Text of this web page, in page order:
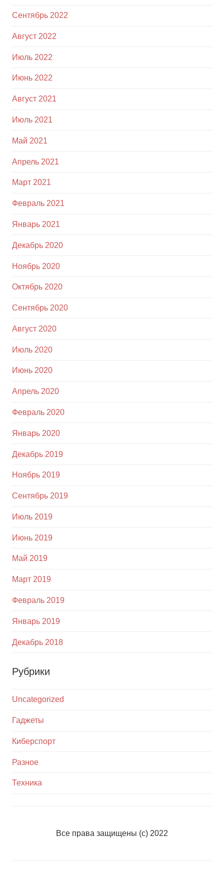
Сентябрь 2022
Август 2022
Июль 2022
Июнь 2022
Август 2021
Июль 2021
Май 2021
Апрель 2021
Март 2021
Февраль 2021
Январь 2021
Декабрь 2020
Ноябрь 2020
Октябрь 2020
Сентябрь 2020
Август 2020
Июль 2020
Июнь 2020
Апрель 2020
Февраль 2020
Январь 2020
Декабрь 2019
Ноябрь 2019
Сентябрь 2019
Июль 2019
Июнь 2019
Май 2019
Март 2019
Февраль 2019
Январь 2019
Декабрь 2018
Рубрики
Uncategorized
Гаджеты
Киберспорт
Разное
Техника
Все права защищены (с) 2022